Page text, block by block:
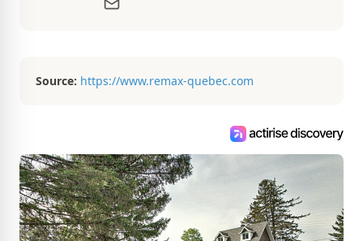
d’aménagement intérieur, elle suit de
Source: https://www.remax-quebec.com